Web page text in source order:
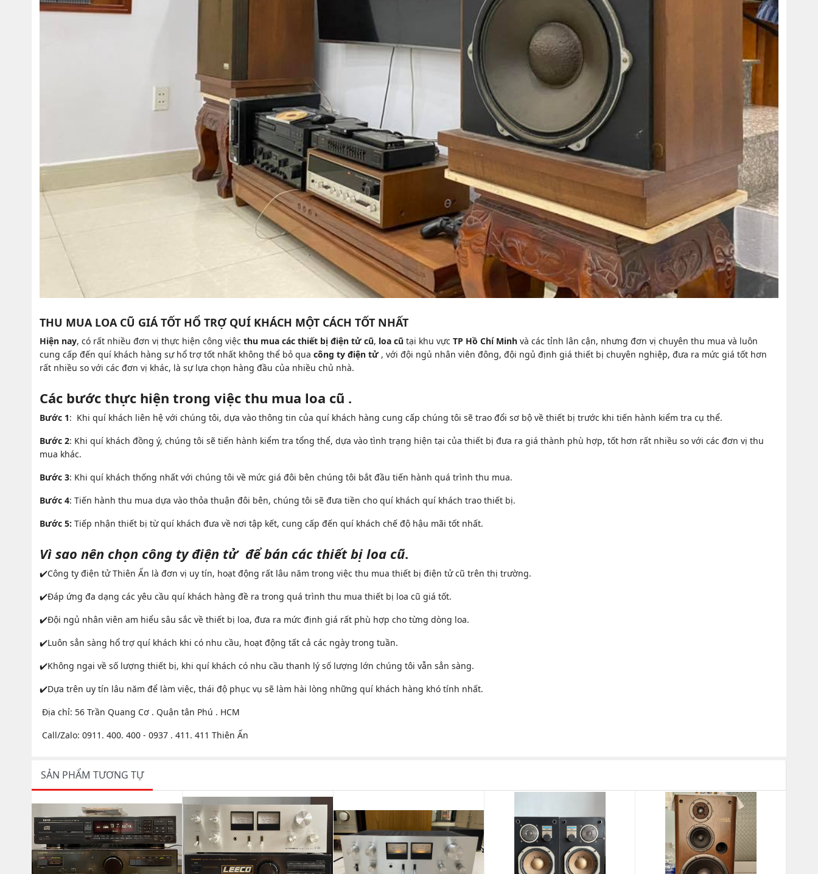
THU MUA LOA CŨ GIÁ TỐT HỔ TRỢ QUÍ KHÁCH MỘT CÁCH TỐT NHẤT
Hiện nay, có rất nhiều đơn vị thực hiện công việc thu mua các thiết bị điện tử cũ, loa cũ tại khu vực TP Hồ Chí Minh và các tỉnh lân cận, nhưng đơn vị chuyên thu mua và luôn
cung cấp đến quí khách hàng sự hổ trợ tốt nhất không thể bỏ qua công ty điện tử , với đội ngủ nhân viên đông, đội ngủ định giá thiết bị chuyên nghiệp, đưa ra mức giá tốt hơn
rất nhiều so với các đơn vị khác, là sự lựa chọn hàng đầu của nhiều chủ nhà.
Các bước thực hiện trong việc thu mua loa cũ .
Bước 1: Khi quí khách liên hệ với chúng tôi, dựa vào thông tin của quí khách hàng cung cấp chúng tôi sẽ trao đổi sơ bộ về thiết bị trước khi tiến hành kiểm tra cụ thể.
Bước 2: Khi quí khách đồng ý, chúng tôi sẽ tiến hành kiểm tra tổng thể, dựa vào tình trạng hiện tại của thiết bị đưa ra giá thành phù hợp, tốt hơn rất nhiều so với các đơn vị thu
mua khác.
Bước 3: Khi quí khách thống nhất với chúng tôi về mức giá đôi bên chúng tôi bắt đầu tiến hành quá trình thu mua.
Bước 4: Tiến hành thu mua dựa vào thỏa thuận đôi bên, chúng tôi sẽ đưa tiền cho quí khách quí khách trao thiết bị.
Bước 5: Tiếp nhận thiết bị từ quí khách đưa về nơi tập kết, cung cấp đến quí khách chế độ hậu mãi tốt nhất.
Vì sao nên chọn công ty điện tử để bán các thiết bị loa cũ.
✔️Công ty điện tử Thiên Ấn là đơn vị uy tín, hoạt động rất lâu năm trong việc thu mua thiết bị điện tử cũ trên thị trường.
✔️Đáp ứng đa dạng các yêu cầu quí khách hàng đề ra trong quá trình thu mua thiết bị loa cũ giá tốt.
✔️Đội ngủ nhân viên am hiểu sâu sắc về thiết bị loa, đưa ra mức định giá rất phù hợp cho từng dòng loa.
✔️Luôn sẳn sàng hổ trợ quí khách khi có nhu cầu, hoạt động tất cả các ngày trong tuần.
✔️Không ngại về số lượng thiết bị, khi quí khách có nhu cầu thanh lý số lượng lớn chúng tôi vẫn sẳn sàng.
✔️Dựa trên uy tín lâu năm để làm việc, thái độ phục vụ sẽ làm hài lòng những quí khách hàng khó tính nhất.
Địa chỉ: 56 Trần Quang Cơ . Quận tân Phú . HCM
Call/Zalo: 0911. 400. 400 - 0937 . 411. 411 Thiên Ấn
SẢN PHẨM TƯƠNG TỰ